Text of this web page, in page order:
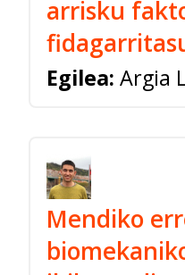
arrisku
Egilea: Argia
Mendiko